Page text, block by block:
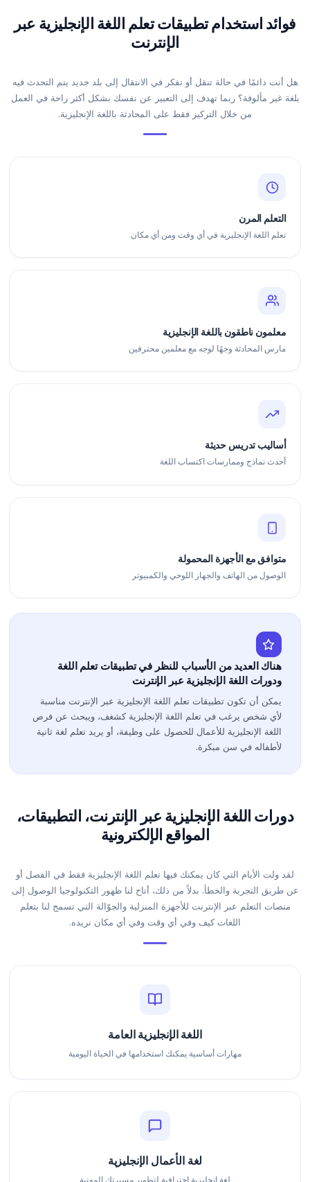
فوائد استخدام تطبيقات تعلم اللغة الإنجليزية عبر
الإنترنت
هل أنت دائمًا في حالة تنقل أو تفكر في الانتقال إلى بلد جديد يتم التحدث فيه
بلغة غير مألوفة؟ ربما تهدف إلى التعبير عن نفسك بشكل أكثر راحة في العمل
من خلال التركيز فقط على المحادثة باللغة الإنجليزية.
التعلم المرن
تعلم اللغة الإنجليزية في أي وقت ومن أي مكان
معلمون ناطقون باللغة الإنجليزية
مارس المحادثة وجهًا لوجه مع معلمين محترفين
أساليب تدريس حديثة
أحدث نماذج وممارسات اكتساب اللغة
متوافق مع الأجهزة المحمولة
الوصول من الهاتف والجهاز اللوحي والكمبيوتر
هناك العديد من الأسباب للنظر في تطبيقات تعلم اللغة
ودورات اللغة الإنجليزية عبر الإنترنت
يمكن أن تكون تطبيقات تعلم اللغة الإنجليزية عبر الإنترنت مناسبة
لأي شخص يرغب في تعلم اللغة الإنجليزية كشغف، ويبحث عن فرص
اللغة الإنجليزية للأعمال للحصول على وظيفة، أو يريد تعلم لغة ثانية
لأطفاله في سن مبكرة.
دورات اللغة الإنجليزية عبر الإنترنت، التطبيقات،
المواقع الإلكترونية
لقد ولت الأيام التي كان يمكنك فيها تعلم اللغة الإنجليزية فقط في الفصل أو
عن طريق التجربة والخطأ. بدلاً من ذلك، أتاح لنا ظهور التكنولوجيا الوصول إلى
منصات التعلم عبر الإنترنت للأجهزة المنزلية والجوّالة التي تسمح لنا بتعلم
اللغات كيف وفي أي وقت وفي أي مكان نريده.
اللغة الإنجليزية العامة
مهارات أساسية يمكنك استخدامها في الحياة اليومية
لغة الأعمال الإنجليزية
لغة إنجليزية احترافية لتطوير مسيرتك المهنية